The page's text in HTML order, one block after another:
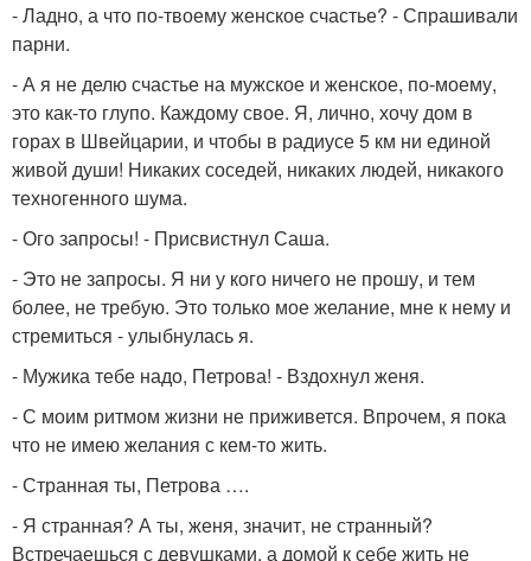
- Ладно, а что по-твоему женское счастье? - Спрашивали
парни.
- А я не делю счастье на мужское и женское, по-моему,
это как-то глупо. Каждому свое. Я, лично, хочу дом в
горах в Швейцарии, и чтобы в радиусе 5 км ни единой
живой души! Никаких соседей, никаких людей, никакого
техногенного шума.
- Ого запросы! - Присвистнул Саша.
- Это не запросы. Я ни у кого ничего не прошу, и тем
более, не требую. Это только мое желание, мне к нему и
стремиться - улыбнулась я.
- Мужика тебе надо, Петрова! - Вздохнул женя.
- С моим ритмом жизни не приживется. Впрочем, я пока
что не имею желания с кем-то жить.
- Странная ты, Петрова ….
- Я странная? А ты, женя, значит, не странный?
Встречаешься с девушками, а домой к себе жить не